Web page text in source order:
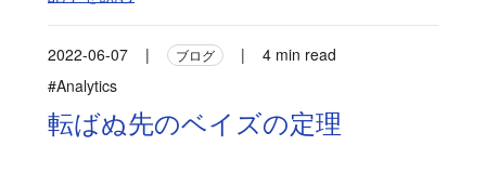
2022-06-07 | ブログ |
4 min read
#Analytics
転ばぬ先のベイズの定理